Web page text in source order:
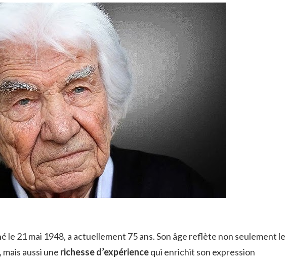
le 21 mai 1948, a actuellement 75 ans. Son âge reflète non seulement le
aussi une richesse d’expériencequi enrichit son expression